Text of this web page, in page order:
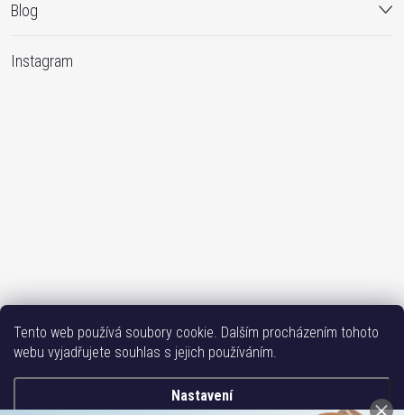
Tento web používá soubory cookie. Dalším procházením tohoto
webu vyjadřujete souhlas s jejich používáním.
Nastavení
Blog
Instagram